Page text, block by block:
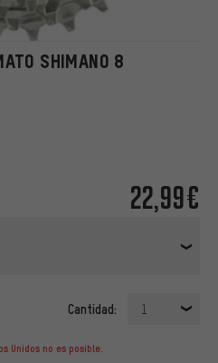
SHIMANO 8
22,99€
Cantidad: 1
Unidos no es posible.